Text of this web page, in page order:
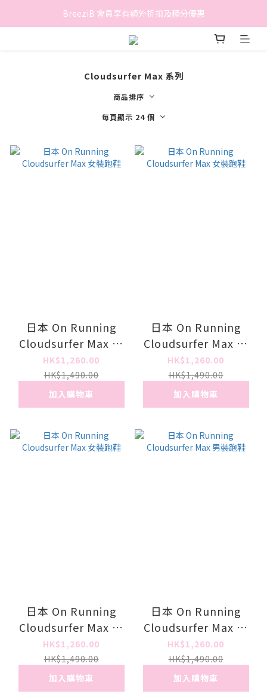
香港地區滿$500免費送貨 (離島區及偏遠地區除外)
BreeziB 會員享有額外折扣及積分優惠
香港地區滿$500免費送貨 (離島區及偏遠地區除外)
Cloudsurfer Max 系列
商品排序
每頁顯示 24 個
日本 On Running
Cloudsurfer Max 女
裝跑鞋
HK$1,260.00
HK$1,490.00
加入購物車
日本 On Running
Cloudsurfer Max 女
裝跑鞋
HK$1,260.00
HK$1,490.00
加入購物車
日本 On Running
Cloudsurfer Max 女
裝跑鞋
HK$1,260.00
HK$1,490.00
加入購物車
日本 On Running
Cloudsurfer Max 男
裝跑鞋
HK$1,260.00
HK$1,490.00
加入購物車